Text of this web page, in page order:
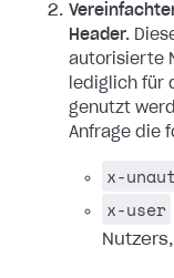
Header.
autorisierte
lediglich für
genutzt
Anfrage die
x-
x-user